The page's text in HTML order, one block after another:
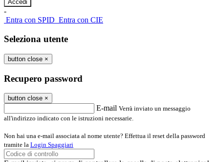
-
Entra con SPID Entra con CIE
Seleziona utente
button close ×
Recupero password
button close ×
E-mail Verrà inviato un messaggio
all'indirizzo indicato con le istruzioni necessarie.
Non hai una e-mail associata al nome utente? Effettua il reset della password
tramite la Login Spaggiari